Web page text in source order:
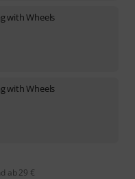
with Wheels
with Wheels
ab 29 €